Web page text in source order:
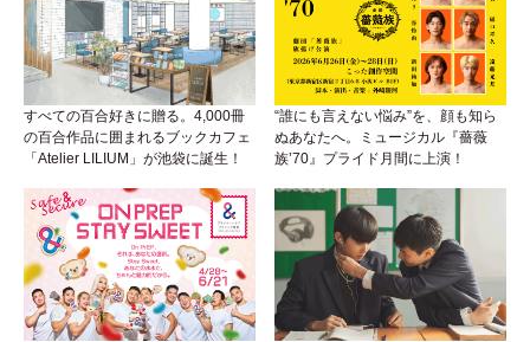
すべての百合好きに贈る。4,000冊
の百合作品に囲まれるブックカフェ
「Atelier LILIUM」が池袋に誕生！
“誰にも言えない悩み”を、顔も知ら
ぬあなたへ。ミュージカル『薔薇
族’70』プライド月間に上演！